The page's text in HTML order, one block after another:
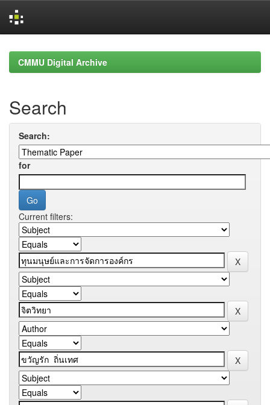
navigationCMMU Digital Archive
Search
Search:
for
Current filters: